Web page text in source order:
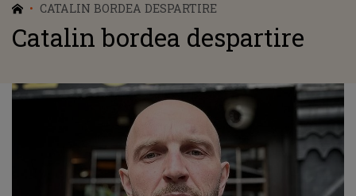
CATALIN BORDEA DESPARTIRE
Catalin bordea despartire